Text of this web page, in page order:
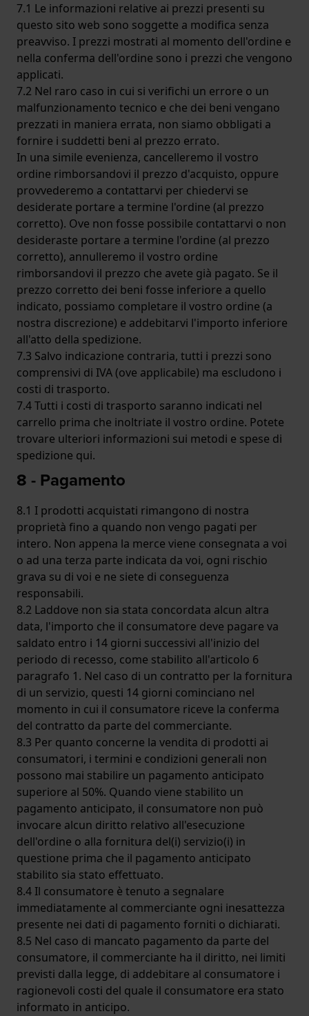
7.1 Le informazioni relative ai prezzi presenti su
questo sito web sono soggette a modifica senza
preavviso. I prezzi mostrati al momento dell'ordine e
nella conferma dell'ordine sono i prezzi che vengono
applicati.
7.2 Nel raro caso in cui si verifichi un errore o un
malfunzionamento tecnico e che dei beni vengano
prezzati in maniera errata, non siamo obbligati a
fornire i suddetti beni al prezzo errato.
In una simile evenienza, cancelleremo il vostro
ordine rimborsandovi il prezzo d'acquisto, oppure
provvederemo a contattarvi per chiedervi se
desiderate portare a termine l'ordine (al prezzo
corretto). Ove non fosse possibile contattarvi o non
desideraste portare a termine l'ordine (al prezzo
corretto), annulleremo il vostro ordine
rimborsandovi il prezzo che avete già pagato. Se il
prezzo corretto dei beni fosse inferiore a quello
indicato, possiamo completare il vostro ordine (a
nostra discrezione) e addebitarvi l'importo inferiore
all'atto della spedizione.
7.3 Salvo indicazione contraria, tutti i prezzi sono
comprensivi di IVA (ove applicabile) ma escludono i
costi di trasporto.
7.4 Tutti i costi di trasporto saranno indicati nel
carrello prima che inoltriate il vostro ordine. Potete
trovare ulteriori informazioni sui metodi e spese di
spedizione qui.
8 - Pagamento
8.1 I prodotti acquistati rimangono di nostra
proprietà fino a quando non vengo pagati per
intero. Non appena la merce viene consegnata a voi
o ad una terza parte indicata da voi, ogni rischio
grava su di voi e ne siete di conseguenza
responsabili.
8.2 Laddove non sia stata concordata alcun altra
data, l'importo che il consumatore deve pagare va
saldato entro i 14 giorni successivi all'inizio del
periodo di recesso, come stabilito all'articolo 6
paragrafo 1. Nel caso di un contratto per la fornitura
di un servizio, questi 14 giorni cominciano nel
momento in cui il consumatore riceve la conferma
del contratto da parte del commerciante.
8.3 Per quanto concerne la vendita di prodotti ai
consumatori, i termini e condizioni generali non
possono mai stabilire un pagamento anticipato
superiore al 50%. Quando viene stabilito un
pagamento anticipato, il consumatore non può
invocare alcun diritto relativo all'esecuzione
dell'ordine o alla fornitura del(i) servizio(i) in
questione prima che il pagamento anticipato
stabilito sia stato effettuato.
8.4 Il consumatore è tenuto a segnalare
immediatamente al commerciante ogni inesattezza
presente nei dati di pagamento forniti o dichiarati.
8.5 Nel caso di mancato pagamento da parte del
consumatore, il commerciante ha il diritto, nei limiti
previsti dalla legge, di addebitare al consumatore i
ragionevoli costi del quale il consumatore era stato
informato in anticipo.